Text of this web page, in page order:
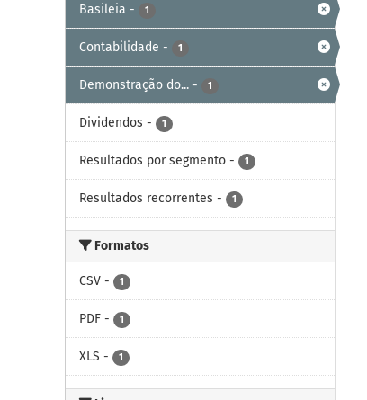
Basileia - 1
Contabilidade - 1
Demonstração do... - 1
Dividendos - 1
Resultados por segmento - 1
Resultados recorrentes - 1
Formatos
CSV - 1
PDF - 1
XLS - 1